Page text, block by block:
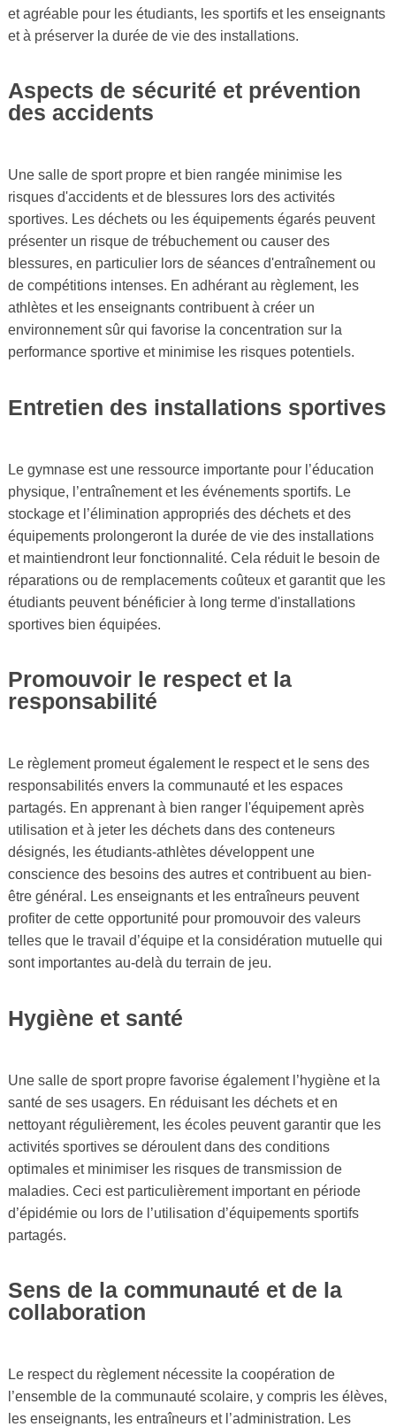
et agréable pour les étudiants, les sportifs et les enseignants
et à préserver la durée de vie des installations.
Aspects de sécurité et prévention
des accidents
Une salle de sport propre et bien rangée minimise les
risques d'accidents et de blessures lors des activités
sportives. Les déchets ou les équipements égarés peuvent
présenter un risque de trébuchement ou causer des
blessures, en particulier lors de séances d'entraînement ou
de compétitions intenses. En adhérant au règlement, les
athlètes et les enseignants contribuent à créer un
environnement sûr qui favorise la concentration sur la
performance sportive et minimise les risques potentiels.
Entretien des installations sportives
Le gymnase est une ressource importante pour l’éducation
physique, l’entraînement et les événements sportifs. Le
stockage et l’élimination appropriés des déchets et des
équipements prolongeront la durée de vie des installations
et maintiendront leur fonctionnalité. Cela réduit le besoin de
réparations ou de remplacements coûteux et garantit que les
étudiants peuvent bénéficier à long terme d'installations
sportives bien équipées.
Promouvoir le respect et la
responsabilité
Le règlement promeut également le respect et le sens des
responsabilités envers la communauté et les espaces
partagés. En apprenant à bien ranger l'équipement après
utilisation et à jeter les déchets dans des conteneurs
désignés, les étudiants-athlètes développent une
conscience des besoins des autres et contribuent au bien-
être général. Les enseignants et les entraîneurs peuvent
profiter de cette opportunité pour promouvoir des valeurs
telles que le travail d’équipe et la considération mutuelle qui
sont importantes au-delà du terrain de jeu.
Hygiène et santé
Une salle de sport propre favorise également l’hygiène et la
santé de ses usagers. En réduisant les déchets et en
nettoyant régulièrement, les écoles peuvent garantir que les
activités sportives se déroulent dans des conditions
optimales et minimiser les risques de transmission de
maladies. Ceci est particulièrement important en période
d’épidémie ou lors de l’utilisation d’équipements sportifs
partagés.
Sens de la communauté et de la
collaboration
Le respect du règlement nécessite la coopération de
l’ensemble de la communauté scolaire, y compris les élèves,
les enseignants, les entraîneurs et l’administration. Les